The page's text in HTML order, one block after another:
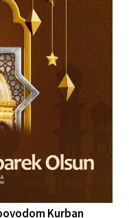
Kurban